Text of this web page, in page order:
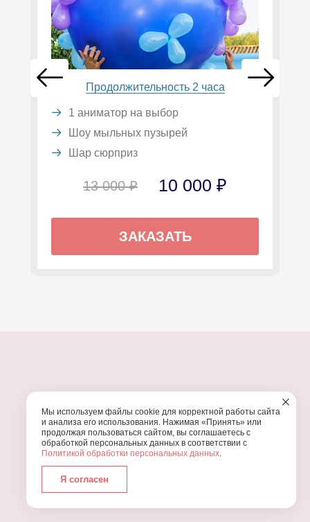
Продолжительность 2 часа
1 аниматор на выбор
Шоу мыльных пузырей
Шар сюрприз
13 000 ₽ 10 000 ₽
ЗАКАЗАТЬ
УЗНАЙТЕ, ПОЧЕМУ ПРОВЕДЕНИЕВАШЕГО
ПРАЗДНИКА СТОИТ ДОВЕРИТЬ НАМ
Работаем с 2016 года
Мы используем файлы cookie для корректной работы сайта
и анализа его использования. Нажимая «Принять» или
продолжая пользоваться сайтом, вы соглашаетесь с
обработкой персональных данных в соответствии с
Политикой обработки персональных данных.
Я согласен